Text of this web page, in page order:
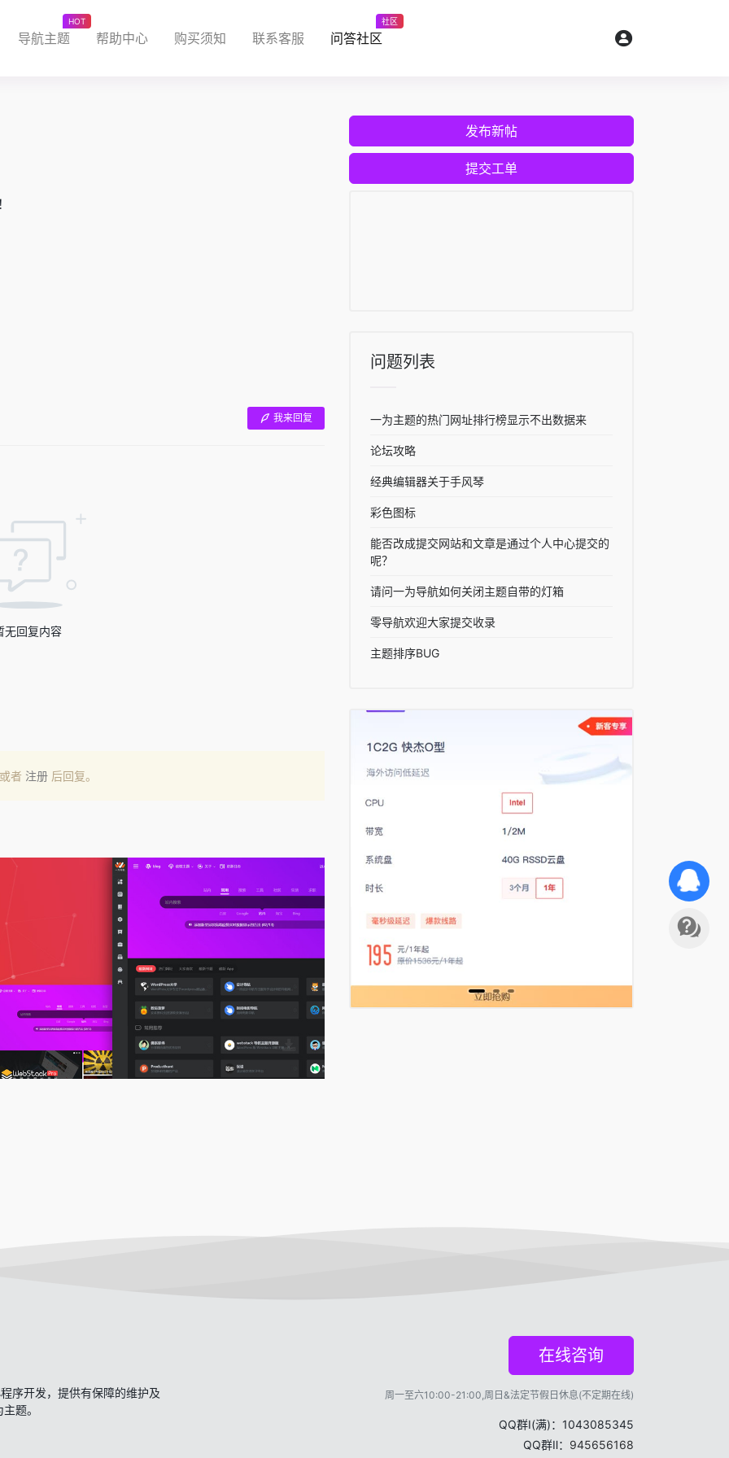
导航主题
HOT
帮助中心 购买须知 联系客服 问答社区
社区
我来回复
无回复内容
者 注册 后回复。
发布新帖
提交工单
问题列表
一为主题的热门网址排行榜显示不出数据来
论坛攻略
经典编辑器关于手风琴
彩色图标
能否改成提交网站和文章是通过个人中心提交的
呢？
请问一为导航如何关闭主题自带的灯箱
零导航欢迎大家提交收录
主题排序BUG
序开发，提供有保障的维护及
题。
在线咨询
周一至六10:00-21:00,周日&法定节假日休息(不定期在线)
QQ群Ⅰ(满)：1043085345
QQ群Ⅱ： 945656168